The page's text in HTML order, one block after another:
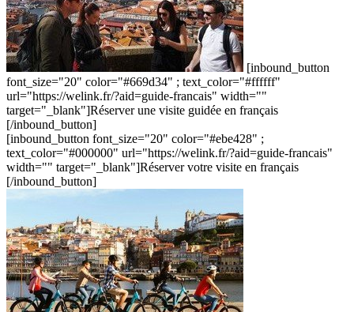
[inbound_button
font_size="20" color="#669d34" ; text_color="#ffffff"
url="https://welink.fr/?aid=guide-francais" width=""
target="_blank"]Réserver une visite guidée en français
[/inbound_button]
[inbound_button font_size="20" color="#ebe428" ;
text_color="#000000" url="https://welink.fr/?aid=guide-francais"
width="" target="_blank"]Réserver votre visite en français
[/inbound_button]